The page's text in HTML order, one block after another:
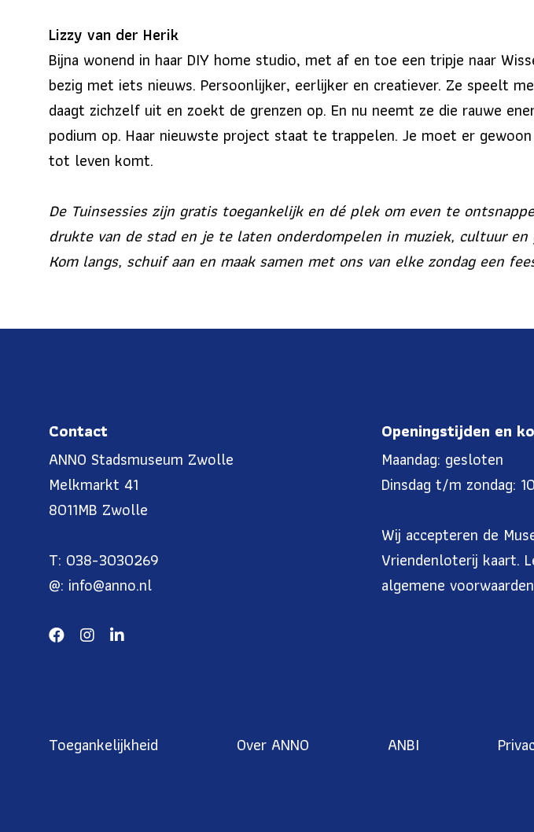
Lizzy van der Herik
Bijna wonend in haar DIY home studio, met af en toe een tripje naar
bezig met iets nieuws. Persoonlijker, eerlijker en creatiever. Ze speelt
daagt zichzelf uit en zoekt de grenzen op. En nu neemt ze die rauwe
podium op. Haar nieuwste project staat te trappelen. Je moet er
tot leven komt.
De Tuinsessies zijn gratis toegankelijk en dé plek om even te
drukte van de stad en je te laten onderdompelen in muziek, cultuur en
Kom langs, schuif aan en maak samen met ons van elke zondag een
Contact
ANNO Stadsmuseum Zwolle
Melkmarkt 41
8011MB Zwolle
T: 038-3030269
@: info@anno.nl
Openingstijden en
Maandag: gesloten
Dinsdag t/m zondag:
Wij accepteren de
Vriendenloterij kaart.
algemene voorwaarden
Toegankelijkheid Over ANNO ANBI